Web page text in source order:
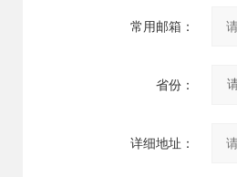
常用邮箱：
省份：
详细地址：